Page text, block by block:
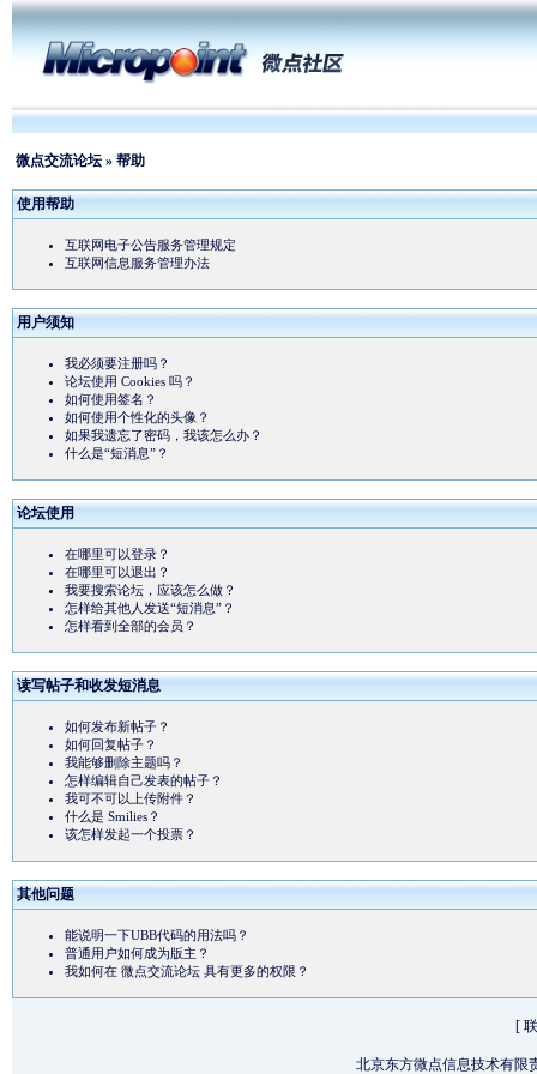
微点交流论坛 » 帮助
使用帮助
互联网电子公告服务管理规定
互联网信息服务管理办法
用户须知
我必须要注册吗？
论坛使用 Cookies 吗？
如何使用签名？
如何使用个性化的头像？
如果我遗忘了密码，我该怎么办？
什么是“短消息”？
论坛使用
在哪里可以登录？
在哪里可以退出？
我要搜索论坛，应该怎么做？
怎样给其他人发送“短消息”？
怎样看到全部的会员？
读写帖子和收发短消息
如何发布新帖子？
如何回复帖子？
我能够删除主题吗？
怎样编辑自己发表的帖子？
我可不可以上传附件？
什么是 Smilies？
该怎样发起一个投票？
其他问题
能说明一下UBB代码的用法吗？
普通用户如何成为版主？
我如何在 微点交流论坛 具有更多的权限？
[
北京东方微点信息技术有限